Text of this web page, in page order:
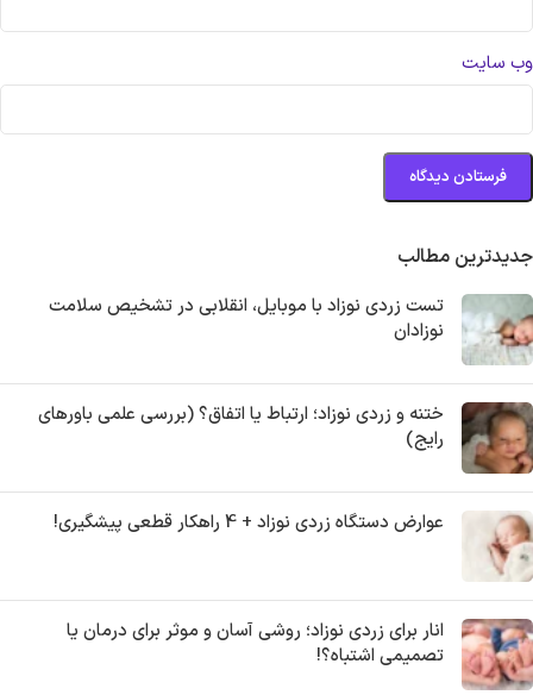
وب‌ سایت
جدیدترین مطالب
تست زردی نوزاد با موبایل، انقلابی در تشخیص سلامت
نوزادان
ختنه و زردی نوزاد؛ ارتباط یا اتفاق؟ (بررسی علمی باورهای
رایج)
عوارض دستگاه زردی نوزاد + 4 راهکار قطعی پیشگیری!
انار برای زردی نوزاد؛ روشی آسان و موثر برای درمان یا
تصمیمی اشتباه؟!